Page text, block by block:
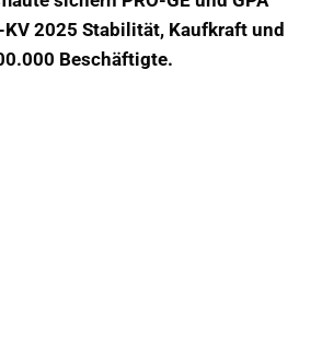
2025 Stabilität, Kaufkraft und
Beschäftigte.